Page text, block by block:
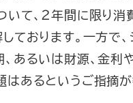
て、２年間に限り消
ております。一方で
あるいは財源、金利
あるというご指摘